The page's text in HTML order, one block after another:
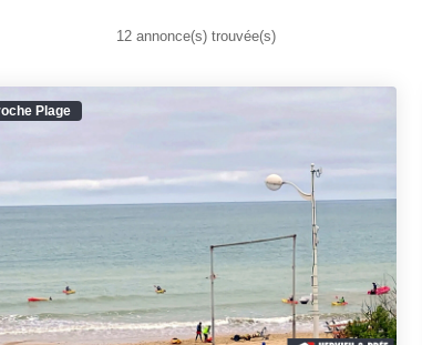
12 annonce(s) trouvée(s)
Plage